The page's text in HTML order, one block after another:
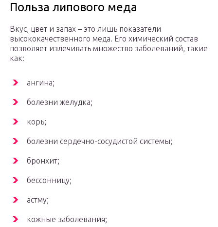
Польза липового меда
Вкус, цвет и запах – это лишь показатели
высококачественного меда. Его химический состав
позволяет излечивать множество заболеваний, такие
как:
ангина;
болезни желудка;
корь;
болезни сердечно-сосудистой системы;
бронхит;
бессонницу;
астму;
кожные заболевания;